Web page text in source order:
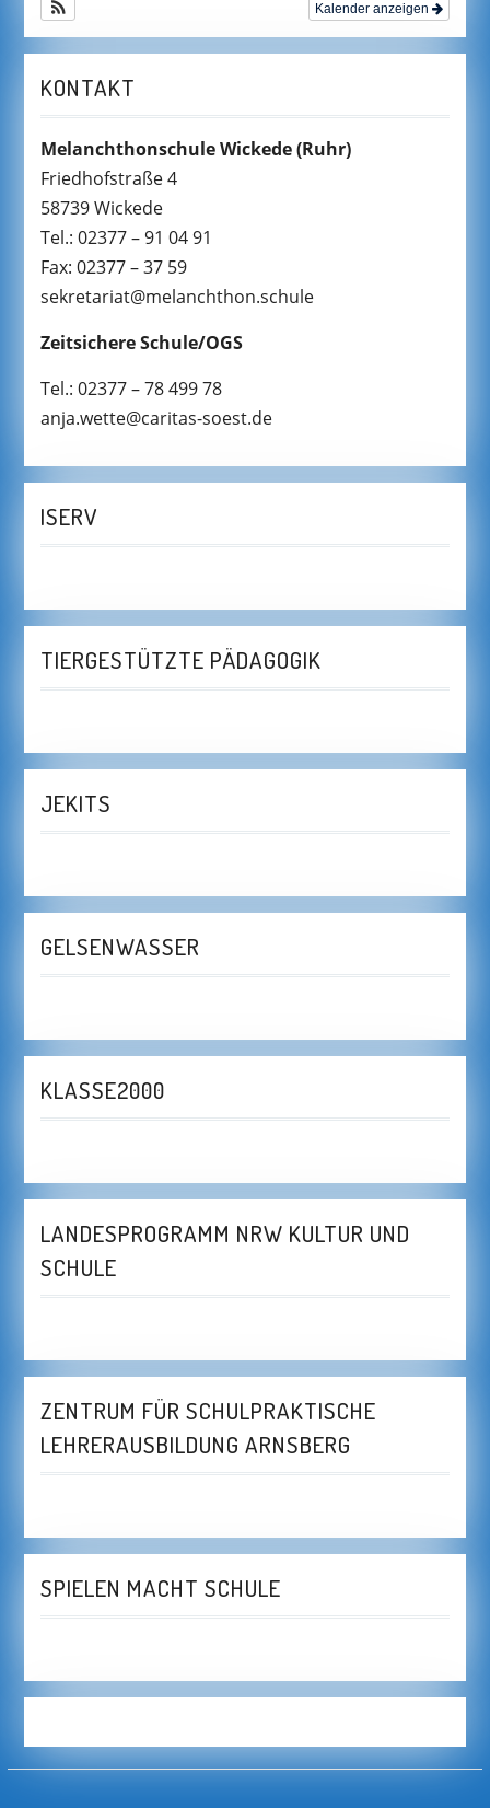
Kalender anzeigen
KONTAKT
Melanchthonschule Wickede(Ruhr)
Friedhofstraße 4
58739 Wickede
Tel.: 02377 – 91 04 91
Fax: 02377 – 37 59
sekretariat@melanchthon.schule
Zeitsichere Schule/OGS
Tel.: 02377 – 78 499 78
anja.wette@caritas-soest.de
ISERV
TIERGESTÜTZTE PÄDAGOGIK
JEKITS
GELSENWASSER
KLASSE2000
LANDESPROGRAMM NRW KULTUR UND
SCHULE
ZENTRUM FÜR SCHULPRAKTISCHE
LEHRERAUSBILDUNG ARNSBERG
SPIELEN MACHT SCHULE